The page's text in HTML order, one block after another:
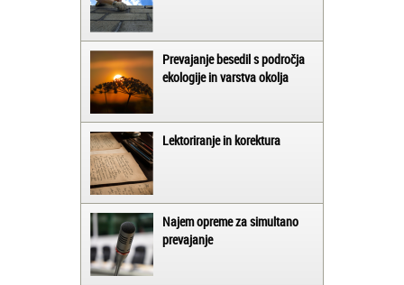
Prevajanje besedil s področja
ekologije in varstva okolja
Lektoriranje in korektura
Najem opreme za simultano
prevajanje
Matjaž iz Ajdovščine:
Lahko pohvalim vse zaposlene v Akademiji